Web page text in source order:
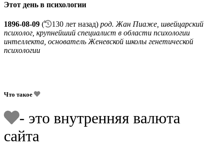
Этот день в психологии
1896-08-09 ( 130 лет назад) род. Жан Пиаже, швейцарский
психолог, крупнейший специалист в области психологии
интеллекта, основатель Женевской школы генетической
психологии
Что такое
- это внутренняя валюта
сайта